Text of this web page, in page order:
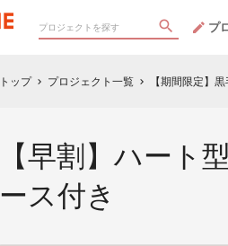
プ
トップ chevron_right プロジェクト一覧 chevron_right 【期間限定】
【早割】ハート
ース付き